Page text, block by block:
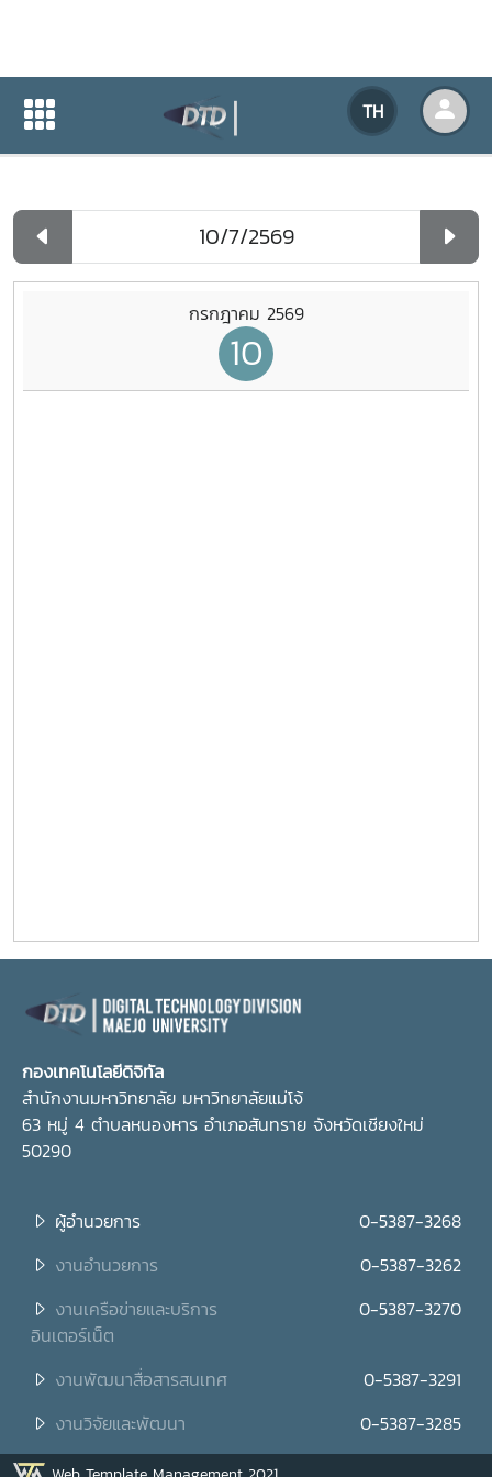
TH
ปฏิทินกิจกรรมของหน่วยงาน
ปฏิทินกิจกรรมของหน่วยงาน
กรกฎาคม 2569
10
กองเทคโนโลยีดิจิทัล
สำนักงานมหาวิทยาลัย มหาวิทยาลัยแม่โจ้
63 หมู่ 4 ตำบลหนองหาร อำเภอสันทราย จังหวัดเชียงใหม่
50290
ผู้อำนวยการ
0-5387-3268
งานอำนวยการ
0-5387-3262
งานเครือข่ายและบริการ
อินเตอร์เน็ต
0-5387-3270
งานพัฒนาสื่อสารสนเทศ
0-5387-3291
งานวิจัยและพัฒนา
0-5387-3285